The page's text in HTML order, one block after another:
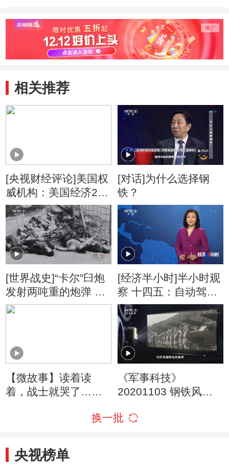
相关推荐
[央视财经评论]美国权
威机构：美国经济2月
步入衰退
[对话]为什么选择钢
铁？
[世界战史]“卡尔”臼炮
发射两吨重的炮弹 可
以击穿45厘米厚的钢
[经济半小时]半小时观
察 十四五：自动驾驶
步入快车道
【微故事】读着读
着，战士就哭了……
《军事科技》
20201103 钢铁风暴
换一批
央视榜单